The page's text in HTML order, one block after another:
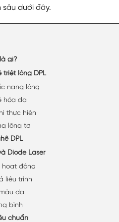
dưới đây.
gì?
lông DPL
nang lông
hóa da
thực hiện
lông tơ
DPL
Diode Laser
hoạt động
liệu trình
da
bình
chuẩn